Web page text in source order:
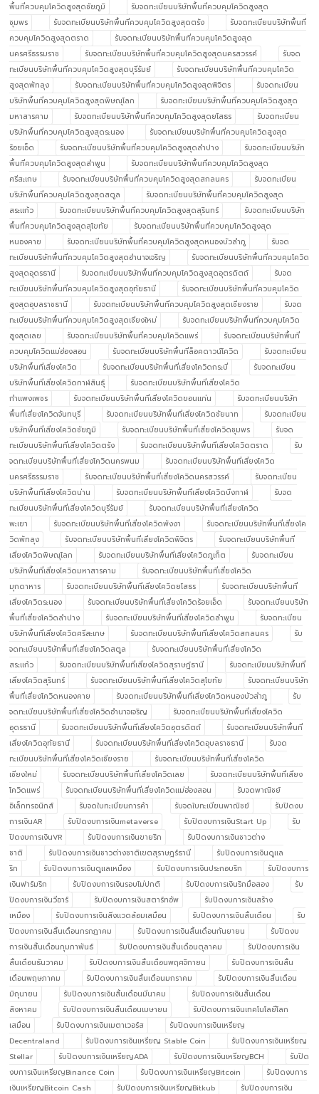
พื้นที่ควบคุมโควิดสูงสุดชัยภูมิ
รับจดทะเบียนบริษัทพื้นที่ควบคุมโควิดสูงสุด
ชุมพร
รับจดทะเบียนบริษัทพื้นที่ควบคุมโควิดสูงสุดตรัง
รับจดทะเบียนบริษัทพื้นที่
ควบคุมโควิดสูงสุดตราด
รับจดทะเบียนบริษัทพื้นที่ควบคุมโควิดสูงสุด
นครศรีธรรมราช
รับจดทะเบียนบริษัทพื้นที่ควบคุมโควิดสูงสุดนครสวรรค์
รับจด
ทะเบียนบริษัทพื้นที่ควบคุมโควิดสูงสุดบุรีรัมย์
รับจดทะเบียนบริษัทพื้นที่ควบคุมโควิด
สูงสุดพัทลุง
รับจดทะเบียนบริษัทพื้นที่ควบคุมโควิดสูงสุดพิจิตร
รับจดทะเบียน
บริษัทพื้นที่ควบคุมโควิดสูงสุดพิษณุโลก
รับจดทะเบียนบริษัทพื้นที่ควบคุมโควิดสูงสุด
มหาสารคาม
รับจดทะเบียนบริษัทพื้นที่ควบคุมโควิดสูงสุดยโสธร
รับจดทะเบียน
บริษัทพื้นที่ควบคุมโควิดสูงสุดระนอง
รับจดทะเบียนบริษัทพื้นที่ควบคุมโควิดสูงสุด
ร้อยเอ็ด
รับจดทะเบียนบริษัทพื้นที่ควบคุมโควิดสูงสุดลำปาง
รับจดทะเบียนบริษัท
พื้นที่ควบคุมโควิดสูงสุดลำพูน
รับจดทะเบียนบริษัทพื้นที่ควบคุมโควิดสูงสุด
ศรีสะเกษ
รับจดทะเบียนบริษัทพื้นที่ควบคุมโควิดสูงสุดสกลนคร
รับจดทะเบียน
บริษัทพื้นที่ควบคุมโควิดสูงสุดสตูล
รับจดทะเบียนบริษัทพื้นที่ควบคุมโควิดสูงสุด
สระแก้ว
รับจดทะเบียนบริษัทพื้นที่ควบคุมโควิดสูงสุดสุรินทร์
รับจดทะเบียนบริษัท
พื้นที่ควบคุมโควิดสูงสุดสุโขทัย
รับจดทะเบียนบริษัทพื้นที่ควบคุมโควิดสูงสุด
หนองคาย
รับจดทะเบียนบริษัทพื้นที่ควบคุมโควิดสูงสุดหนองบัวลำภู
รับจด
ทะเบียนบริษัทพื้นที่ควบคุมโควิดสูงสุดอำนาจเจริญ
รับจดทะเบียนบริษัทพื้นที่ควบคุมโควิด
สูงสุดอุดรธานี
รับจดทะเบียนบริษัทพื้นที่ควบคุมโควิดสูงสุดอุตรดิตถ์
รับจด
ทะเบียนบริษัทพื้นที่ควบคุมโควิดสูงสุดอุทัยธานี
รับจดทะเบียนบริษัทพื้นที่ควบคุมโควิด
สูงสุดอุบลราชธานี
รับจดทะเบียนบริษัทพื้นที่ควบคุมโควิดสูงสุดเชียงราย
รับจด
ทะเบียนบริษัทพื้นที่ควบคุมโควิดสูงสุดเชียงใหม่
รับจดทะเบียนบริษัทพื้นที่ควบคุมโควิด
สูงสุดเลย
รับจดทะเบียนบริษัทพื้นที่ควบคุมโควิดแพร่
รับจดทะเบียนบริษัทพื้นที่
ควบคุมโควิดแม่ฮ่องสอน
รับจดทะเบียนบริษัทพื้นที่ล็อคดาวน์โควิด
รับจดทะเบียน
บริษัทพื้นที่เสี่ยงโควิด
รับจดทะเบียนบริษัทพื้นที่เสี่ยงโควิดกระบี่
รับจดทะเบียน
บริษัทพื้นที่เสี่ยงโควิดกาฬสินธุ์
รับจดทะเบียนบริษัทพื้นที่เสี่ยงโควิด
กำแพงเพชร
รับจดทะเบียนบริษัทพื้นที่เสี่ยงโควิดขอนแก่น
รับจดทะเบียนบริษัท
พื้นที่เสี่ยงโควิดจันทบุรี
รับจดทะเบียนบริษัทพื้นที่เสี่ยงโควิดชัยนาท
รับจดทะเบียน
บริษัทพื้นที่เสี่ยงโควิดชัยภูมิ
รับจดทะเบียนบริษัทพื้นที่เสี่ยงโควิดชุมพร
รับจด
ทะเบียนบริษัทพื้นที่เสี่ยงโควิดตรัง
รับจดทะเบียนบริษัทพื้นที่เสี่ยงโควิดตราด
รับ
จดทะเบียนบริษัทพื้นที่เสี่ยงโควิดนครพนม
รับจดทะเบียนบริษัทพื้นที่เสี่ยงโควิด
นครศรีธรรมราช
รับจดทะเบียนบริษัทพื้นที่เสี่ยงโควิดนครสวรรค์
รับจดทะเบียน
บริษัทพื้นที่เสี่ยงโควิดน่าน
รับจดทะเบียนบริษัทพื้นที่เสี่ยงโควิดบึงกาฬ
รับจด
ทะเบียนบริษัทพื้นที่เสี่ยงโควิดบุรีรัมย์
รับจดทะเบียนบริษัทพื้นที่เสี่ยงโควิด
พะเยา
รับจดทะเบียนบริษัทพื้นที่เสี่ยงโควิดพังงา
รับจดทะเบียนบริษัทพื้นที่เสี่ยงโค
วิดพัทลุง
รับจดทะเบียนบริษัทพื้นที่เสี่ยงโควิดพิจิตร
รับจดทะเบียนบริษัทพื้นที่
เสี่ยงโควิดพิษณุโลก
รับจดทะเบียนบริษัทพื้นที่เสี่ยงโควิดภูเก็ต
รับจดทะเบียน
บริษัทพื้นที่เสี่ยงโควิดมหาสารคาม
รับจดทะเบียนบริษัทพื้นที่เสี่ยงโควิด
มุกดาหาร
รับจดทะเบียนบริษัทพื้นที่เสี่ยงโควิดยโสธร
รับจดทะเบียนบริษัทพื้นที่
เสี่ยงโควิดระนอง
รับจดทะเบียนบริษัทพื้นที่เสี่ยงโควิดร้อยเอ็ด
รับจดทะเบียนบริษัท
พื้นที่เสี่ยงโควิดลำปาง
รับจดทะเบียนบริษัทพื้นที่เสี่ยงโควิดลำพูน
รับจดทะเบียน
บริษัทพื้นที่เสี่ยงโควิดศรีสะเกษ
รับจดทะเบียนบริษัทพื้นที่เสี่ยงโควิดสกลนคร
รับ
จดทะเบียนบริษัทพื้นที่เสี่ยงโควิดสตูล
รับจดทะเบียนบริษัทพื้นที่เสี่ยงโควิด
สระแก้ว
รับจดทะเบียนบริษัทพื้นที่เสี่ยงโควิดสุราษฎ์ธานี
รับจดทะเบียนบริษัทพื้นที่
เสี่ยงโควิดสุรินทร์
รับจดทะเบียนบริษัทพื้นที่เสี่ยงโควิดสุโขทัย
รับจดทะเบียนบริษัท
พื้นที่เสี่ยงโควิดหนองคาย
รับจดทะเบียนบริษัทพื้นที่เสี่ยงโควิดหนองบัวลำภู
รับ
จดทะเบียนบริษัทพื้นที่เสี่ยงโควิดอำนาจเจริญ
รับจดทะเบียนบริษัทพื้นที่เสี่ยงโควิด
อุดรธานี
รับจดทะเบียนบริษัทพื้นที่เสี่ยงโควิดอุตรดิตถ์
รับจดทะเบียนบริษัทพื้นที่
เสี่ยงโควิดอุทัยธานี
รับจดทะเบียนบริษัทพื้นที่เสี่ยงโควิดอุบลราชธานี
รับจด
ทะเบียนบริษัทพื้นที่เสี่ยงโควิดเชียงราย
รับจดทะเบียนบริษัทพื้นที่เสี่ยงโควิด
เชียงใหม่
รับจดทะเบียนบริษัทพื้นที่เสี่ยงโควิดเลย
รับจดทะเบียนบริษัทพื้นที่เสี่ยง
โควิดแพร่
รับจดทะเบียนบริษัทพื้นที่เสี่ยงโควิดแม่ฮ่องสอน
รับจดพาณิชย์
อิเล็กทรอนิกส์
รับจดใบทะเบียนการค้า รับจดใบทะเบียนพาณิชย์
รับปิดงบ
การเงินAR
รับปิดงบการเงินmetaverse รับปิดงบการเงินStart Up
รับ
ปิดงบการเงินVR
รับปิดงบการเงินขายริก
รับปิดงบการเงินชาวต่าง
ชาติ
รับปิดงบการเงินชาวต่างชาติเขตสุราษฎร์ธานี
รับปิดงบการเงินดูแล
ริก
รับปิดงบการเงินดูแลเหมือง รับปิดงบการเงินประกอบริก
รับปิดงบการ
เงินฟาร์มริก
รับปิดงบการเงินรอบไม่ปกติ รับปิดงบการเงินริกมือสอง
รับ
ปิดงบการเงินวีอาร์
รับปิดงบการเงินสตาร์ทอัพ
รับปิดงบการเงินสร้าง
เหมือง
รับปิดงบการเงินสิ่งแวดล้อมเสมือน รับปิดงบการเงินสิ้นเดือน
รับ
ปิดงบการเงินสิ้นเดือนกรกฏาคม
รับปิดงบการเงินสิ้นเดือนกันยายน
รับปิดงบ
การเงินสิ้นเดือนกุมภาพันธ์
รับปิดงบการเงินสิ้นเดือนตุลาคม
รับปิดงบการเงิน
สิ้นเดือนธันวาคม
รับปิดงบการเงินสิ้นเดือนพฤศจิกายน
รับปิดงบการเงินสิ้น
เดือนพฤษภาคม
รับปิดงบการเงินสิ้นเดือนมกราคม
รับปิดงบการเงินสิ้นเดือน
มิถุนายน
รับปิดงบการเงินสิ้นเดือนมีนาคม
รับปิดงบการเงินสิ้นเดือน
สิงหาคม
รับปิดงบการเงินสิ้นเดือนเมษายน
รับปิดงบการเงินเทคโนโลยีโลก
เสมือน
รับปิดงบการเงินเมตาเวอร์ส
รับปิดงบการเงินเหรียญ
Decentraland
รับปิดงบการเงินเหรียญ Stable Coin
รับปิดงบการเงินเหรียญ
Stellar
รับปิดงบการเงินเหรียญADA รับปิดงบการเงินเหรียญBCH
รับปิด
งบการเงินเหรียญBinance Coin
รับปิดงบการเงินเหรียญBitcoin
รับปิดงบการ
เงินเหรียญBitcoin Cash
รับปิดงบการเงินเหรียญBitkub
รับปิดงบการเงิน